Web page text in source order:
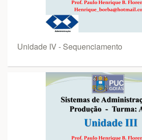
Unidade IV - Sequenciamento